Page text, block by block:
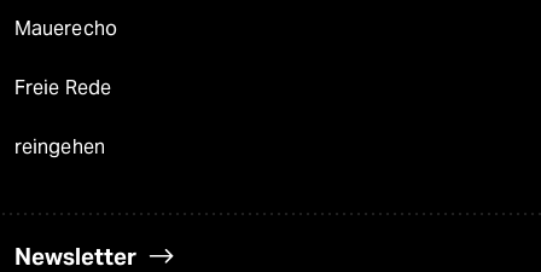
Mauerecho
Freie Rede
reingehen
Newsletter